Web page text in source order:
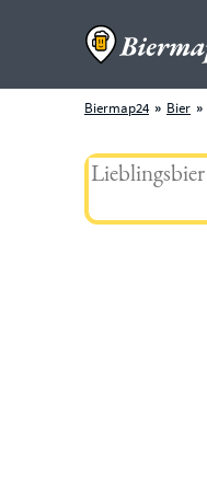
Biermap24 Bier